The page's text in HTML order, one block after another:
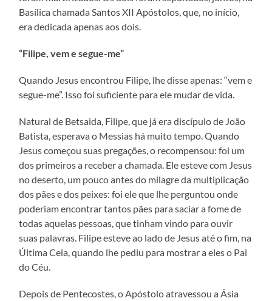
Basílica chamada Santos XII Apóstolos, que, no início,
era dedicada apenas aos dois.
“Filipe, vem e segue-me”
Quando Jesus encontrou Filipe, lhe disse apenas: “vem e
segue-me”. Isso foi suficiente para ele mudar de vida.
Natural de Betsaida, Filipe, que já era discípulo de João
Batista, esperava o Messias há muito tempo. Quando
Jesus começou suas pregações, o recompensou: foi um
dos primeiros a receber a chamada. Ele esteve com Jesus
no deserto, um pouco antes do milagre da multiplicação
dos pães e dos peixes: foi ele que lhe perguntou onde
poderiam encontrar tantos pães para saciar a fome de
todas aquelas pessoas, que tinham vindo para ouvir
suas palavras. Filipe esteve ao lado de Jesus até o fim, na
Última Ceia, quando lhe pediu para mostrar a eles o Pai
do Céu.
Depois de Pentecostes, o Apóstolo atravessou a Ásia